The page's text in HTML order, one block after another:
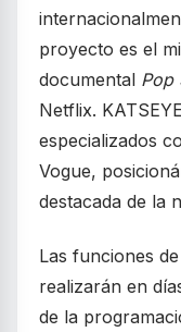
proyecto es el
documental Pop
Netflix.
especializados
Vogue,
destacada de la
Las funciones de
realizarán en
de la